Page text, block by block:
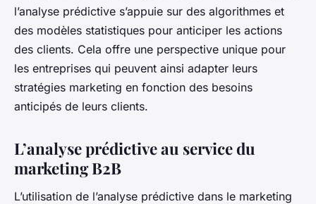
l’analyse prédictive s’appuie sur des algorithmes et
des modèles statistiques pour anticiper les actions
des clients. Cela offre une perspective unique pour
les entreprises qui peuvent ainsi adapter leurs
stratégies marketing en fonction des besoins
anticipés de leurs clients.
L’analyse prédictive au service du
marketing B2B
L’utilisation de l’analyse prédictive dans le marketing